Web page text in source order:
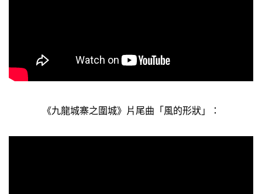
《九龍城寨之圍城》片尾曲「風的形狀」：